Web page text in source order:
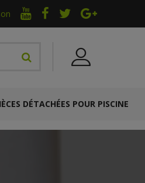
DÉTACHÉES POUR PISCINE